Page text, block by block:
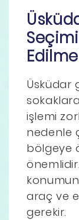
Üsküdar
işlemi
nedenle
bölgeye
araç ve
gerekir.